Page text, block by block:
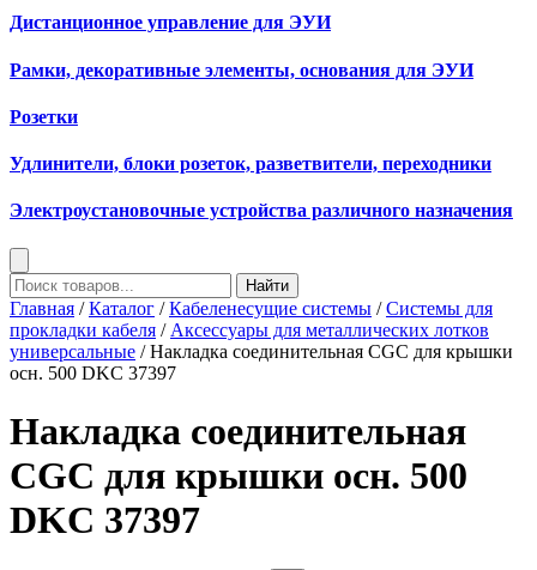
Дистанционное управление для ЭУИ
Рамки, декоративные элементы, основания для ЭУИ
Розетки
Удлинители, блоки розеток, разветвители, переходники
Электроустановочные устройства различного назначения
Найти
Главная /Каталог /Кабеленесущие системы /Системы для
прокладки кабеля / Аксессуары для металлических лотков
универсальные / Накладка соединительная CGC для крышки
осн. 500 DKC 37397
Накладка соединительная
CGC для крышки осн. 500
DKC 37397